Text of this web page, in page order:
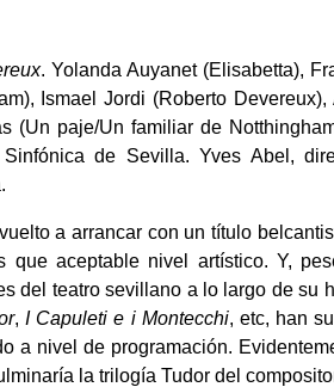
. Yolanda Auyanet (Elisabetta),
Ismael Jordi (Roberto Devereux),
(Un paje/Un familiar de
de Sevilla. Yves Abel,
a arrancar con un título
aceptable nivel artístico. Y,
del teatro sevillano a lo largo de su
,I Capuleti e i Montecchi, etc, han
a nivel de programación.
la trilogía Tudor del